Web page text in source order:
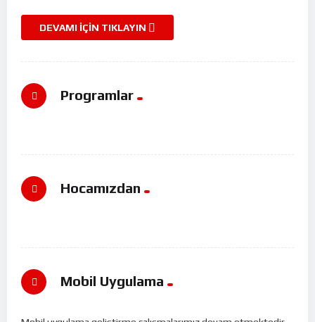
DEVAMI İÇIN TIKLAYIN
Programlar
Hocamızdan
Mobil Uygulama